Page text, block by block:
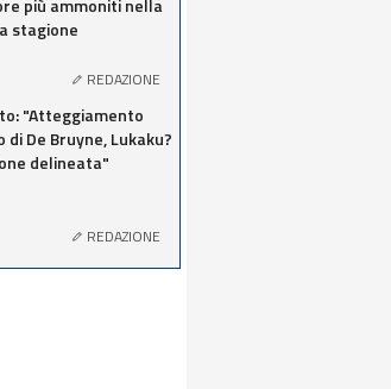
più ammoniti nella
stagione
REDAZIONE
"Atteggiamento
di De Bruyne, Lukaku?
delineata"
REDAZIONE